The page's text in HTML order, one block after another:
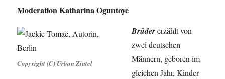
Moderation Katharina Oguntoye
Copyright (C) Urban Zintel
Brüdererzählt von
zwei deutschen
Männern, geboren im
gleichen Jahr, Kinder